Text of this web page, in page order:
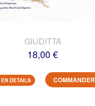
GIUDITTA
18,00 €
DETAILS COMMANDER